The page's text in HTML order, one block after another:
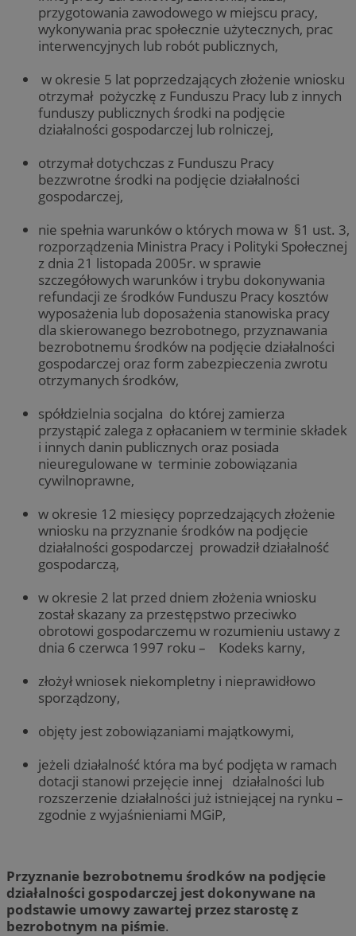
przygotowania zawodowego w miejscu pracy,
wykonywania prac społecznie użytecznych, prac
interwencyjnych lub robót publicznych,
w okresie 5 lat poprzedzających złożenie wniosku
otrzymał pożyczkę z Funduszu Pracy lub z innych
funduszy publicznych środki na podjęcie
działalności gospodarczej lub rolniczej,
otrzymał dotychczas z Funduszu Pracy
bezzwrotne środki na podjęcie działalności
gospodarczej,
nie spełnia warunków o których mowa w §1 ust. 3,
rozporządzenia Ministra Pracy i Polityki Społecznej
z dnia 21 listopada 2005r. w sprawie
szczegółowych warunków i trybu dokonywania
refundacji ze środków Funduszu Pracy kosztów
wyposażenia lub doposażenia stanowiska pracy
dla skierowanego bezrobotnego, przyznawania
bezrobotnemu środków na podjęcie działalności
gospodarczej oraz form zabezpieczenia zwrotu
otrzymanych środków,
spółdzielnia socjalna do której zamierza
przystąpić zalega z opłacaniem w terminie składek
i innych danin publicznych oraz posiada
nieuregulowane w terminie zobowiązania
cywilnoprawne,
w okresie 12 miesięcy poprzedzających złożenie
wniosku na przyznanie środków na podjęcie
działalności gospodarczej prowadził działalność
gospodarczą,
w okresie 2 lat przed dniem złożenia wniosku
został skazany za przestępstwo przeciwko
obrotowi gospodarczemu w rozumieniu ustawy z
dnia 6 czerwca 1997 roku – Kodeks karny,
złożył wniosek niekompletny i nieprawidłowo
sporządzony,
objęty jest zobowiązaniami majątkowymi,
jeżeli działalność która ma być podjęta w ramach
dotacji stanowi przejęcie innej działalności lub
rozszerzenie działalności już istniejącej na rynku –
zgodnie z wyjaśnieniami MGiP,
Przyznanie bezrobotnemu środków na podjęcie
działalności gospodarczej jest dokonywane na
podstawie umowy zawartej przez starostę z
bezrobotnym na piśmie.